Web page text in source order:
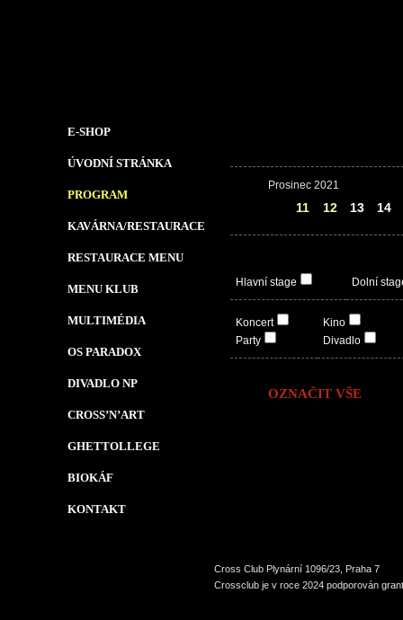
E-SHOP
ÚVODNÍ STRÁNKA
PROGRAM
KAVÁRNA/RESTAURACE
RESTAURACE MENU
MENU KLUB
MULTIMÉDIA
OS PARADOX
DIVADLO NP
CROSS’N’ART
GHETTOLLEGE
BIOKÁF
KONTAKT
Prosinec 2021
11 12 13 14
Hlavní stage Dolní
Koncert
Party
Kino
Divadlo
OZNAČIT VŠE
Cross Club Plynární 1096/23, Praha 7
Crossclub je v roce 2024 podporován